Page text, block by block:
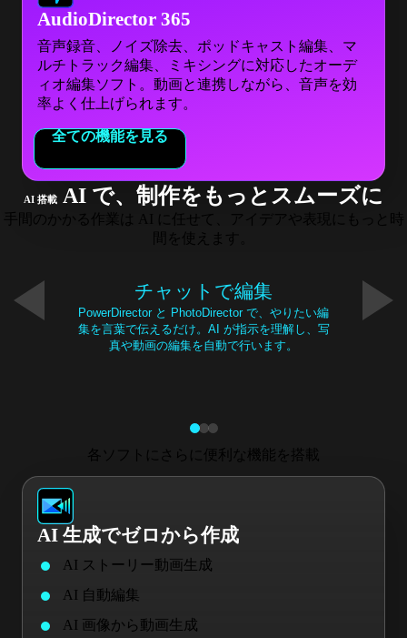
AudioDirector 365
音声録音、ノイズ除去、ポッドキャスト編集、マ
ルチトラック編集、ミキシングに対応したオーデ
ィオ編集ソフト。動画と連携しながら、音声を効
率よく仕上げられます。
全ての機能を見る
AI 搭載 AI で、制作をもっとスムーズに
手間のかかる作業は AI に任せて、アイデアや表現にもっと時
間を使えます。
チャットで編集
PowerDirector と PhotoDirector で、やりたい編
集を言葉で伝えるだけ。AI が指示を理解し、写
真や動画の編集を自動で行います。
各ソフトにさらに便利な機能を搭載
AI 生成でゼロから作成
AI ストーリー動画生成
AI 自動編集
AI 画像から動画生成